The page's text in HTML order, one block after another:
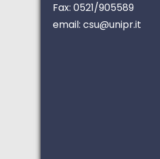
Fax: 0521/905589
email: csu@unipr.it